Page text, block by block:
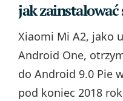
jak zainstalować
Xiaomi Mi A2, jako
Android One,
do Android 9.0 Pie
pod koniec 2018